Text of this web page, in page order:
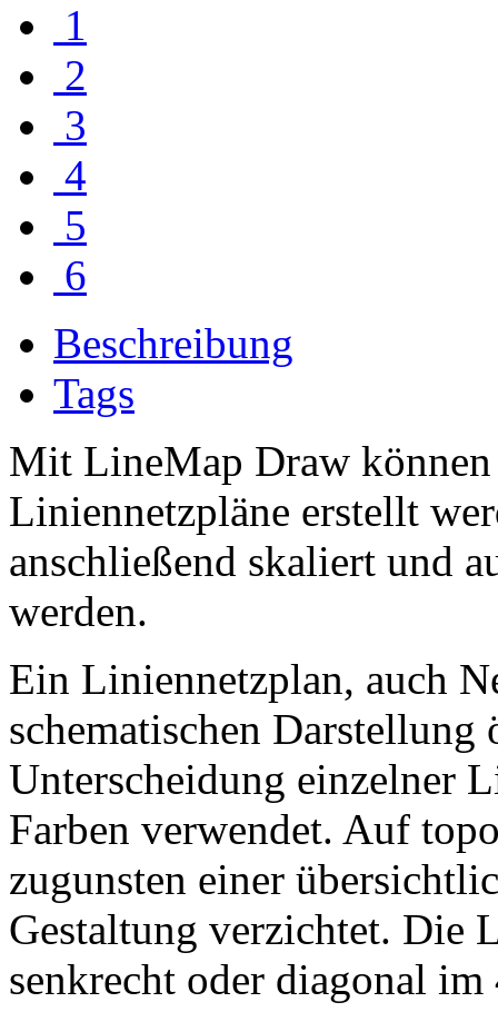
1
2
3
4
5
6
Beschreibung
Tags
Mit LineMap Draw
Liniennetzpläne erstellt
anschließend skaliert und
werden.
Ein Liniennetzplan, auch
schematischen
Unterscheidung einzelner
Farben verwendet. Auf
zugunsten einer
Gestaltung verzichtet. Die
senkrecht oder diagonal